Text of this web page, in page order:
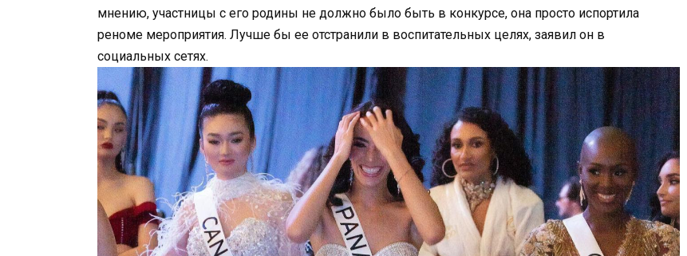
мнению, участницы с его родины не должно было быть в конкурсе, она просто испортила
реноме мероприятия. Лучше бы ее отстранили в воспитательных целях, заявил он в
социальных сетях.